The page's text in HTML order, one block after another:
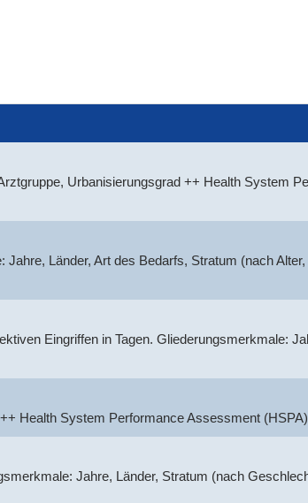
Urbanisierungsgrad ++ Health System
Länder, Art des Bedarfs, Stratum (nach
Eingriffen in Tagen. Gliederungsmerkmale:
Health System Performance Assessment
Jahre, Länder, Stratum (nach